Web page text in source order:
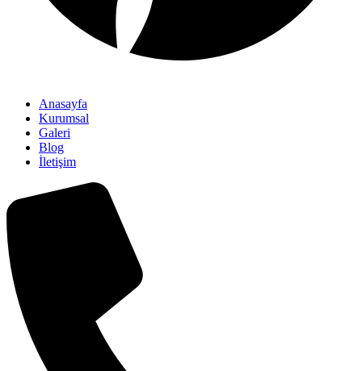
Anasayfa
Kurumsal
Galeri
Blog
İletişim